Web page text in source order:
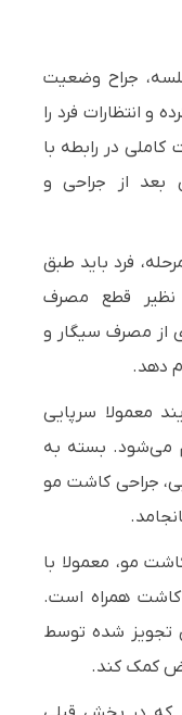
جراح وضعیت
و انتظارات فرد را
در رابطه با
بعد از جراحی و
فرد باید طبق
نظیر قطع مصرف
از مصرف سیگار و
دهد.
معمولا سرپایی
می‌شود. بسته به
جراحی کاشت مو
مو، معمولا با
کاشت همراه است.
تجویز شده توسط
کمک کند.